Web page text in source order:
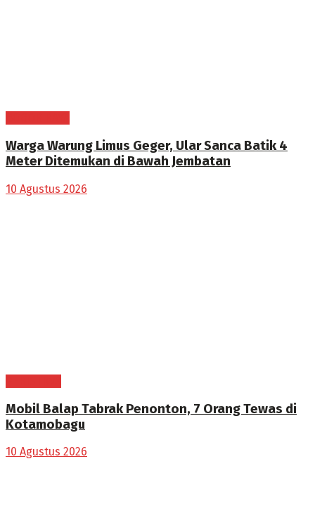
Warga Warung Limus Geger, Ular Sanca Batik 4
Meter Ditemukan di Bawah Jembatan
10 Agustus 2026
Mobil Balap Tabrak Penonton, 7 Orang Tewas di
Kotamobagu
10 Agustus 2026